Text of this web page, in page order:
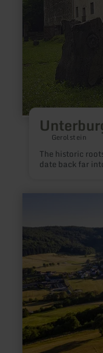
Gerolstein
The historic
date back far
Ferschweiler